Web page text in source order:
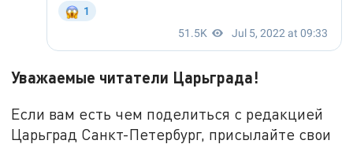
Уважаемые читатели Царьграда!
Если вам есть чем поделиться с редакцией
Царьград Санкт-Петербург, присылайте свои